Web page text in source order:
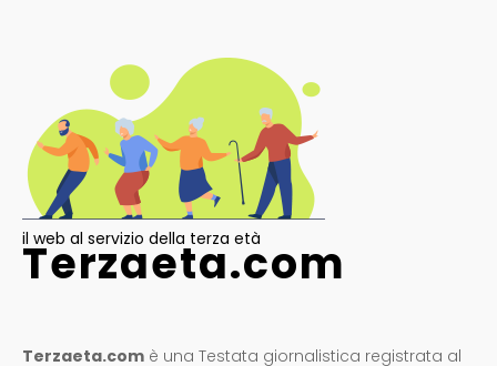
il web al servizio della terza età
Terzaeta.com
Terzaeta.com è una Testata giornalistica registrata al